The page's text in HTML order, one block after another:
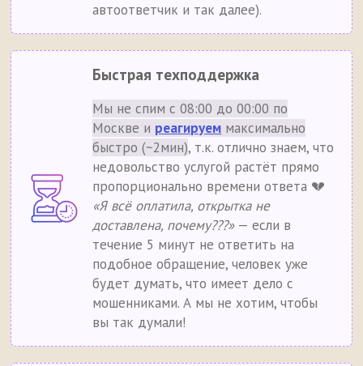
автоответчик и так далее).
Быстрая техподдержка
Мы не спим с 08:00 до 00:00 по
Москве и реагируем максимально
быстро (~2мин), т.к. отлично знаем, что
недовольство услугой растёт прямо
пропорционально времени ответа 💔
«Я всё оплатила, открытка не
доставлена, почему???»— если в
течение 5 минут не ответить на
подобное обращение, человек уже
будет думать, что имеет дело с
мошенниками. А мы не хотим, чтобы
вы так думали!